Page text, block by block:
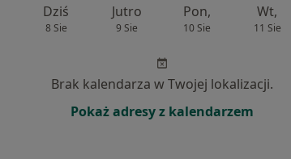
Dziś
8 Sie
Jutro
9 Sie
Pon,
10 Sie
Wt,
11 Sie
Brak kalendarza w Twojej lokalizacji.
Pokaż adresy z kalendarzem